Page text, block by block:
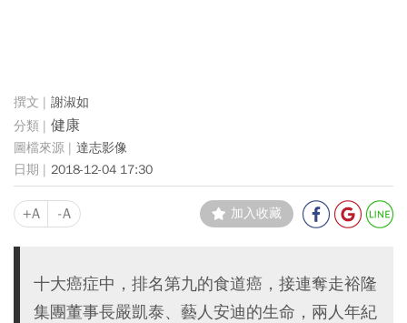
謝淑如
健康
達志影像
2018-12-04 17:30
+A -A 加入收藏
十大癌症中，排名第九的食道癌，接連奪走裕隆
集團董事長嚴凱泰、藝人安迪的生命，兩人年紀